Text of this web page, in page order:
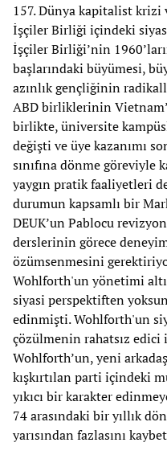
157. Dünya kapitalist krizi
İşçiler Birliği içindeki
İşçiler Birliği’nin
başlarındaki büyümesi,
azınlık gençliğinin
ABD birliklerinin
birlikte, üniversite
değişti ve üye kazanımı
sınıfına dönme göreviyle
yaygın pratik faaliyetleri
durumun kapsamlı bir
DEUK’un Pablocu
derslerinin görece
özümsenmesini
Wohlforth'un yönetimi
siyasi perspektiften
edinmişti. Wohlforth'un
çözülmenin rahatsız
Wohlforth’un, yeni
kışkırtılan parti içindeki
yıkıcı bir karakter
74 arasındaki bir yıllık
yarısından fazlasını